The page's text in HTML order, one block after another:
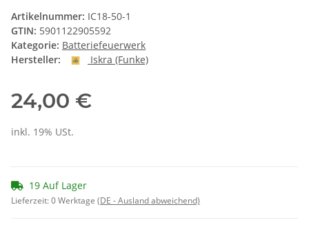
Artikelnummer: IC18-50-1
GTIN: 5901122905592
Kategorie: Batteriefeuerwerk
Hersteller:
Iskra (Funke)
24,00 €
inkl. 19% USt.
19 Auf Lager
Lieferzeit:0 Werktage (DE - Ausland abweichend)